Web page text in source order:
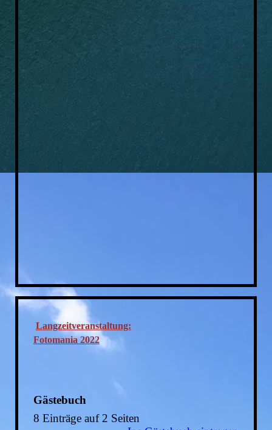
Langzeitveranstaltung:
Fotomania 2022
Gästebuch
8 Einträge auf 2 Seiten